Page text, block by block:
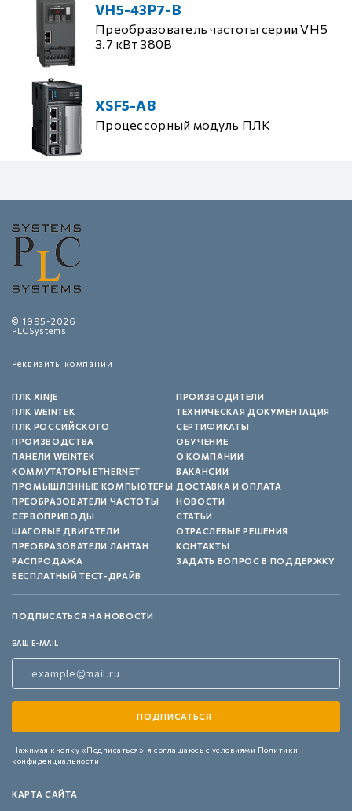
VH5-43P7-B
Преобразователь частоты серии VH5
3.7 кВт 380В
XSF5-A8
Процессорный модуль ПЛК
© 1995-2026
PLCSystems
Реквизиты компании
ПЛК XINJE
ПЛК WEINTEK
ПЛК РОССИЙСКОГО
ПРОИЗВОДСТВА
ПАНЕЛИ WEINTEK
КОММУТАТОРЫ ETHERNET
ПРОМЫШЛЕННЫЕ КОМПЬЮТЕРЫ
ПРЕОБРАЗОВАТЕЛИ ЧАСТОТЫ
СЕРВОПРИВОДЫ
ШАГОВЫЕ ДВИГАТЕЛИ
ПРЕОБРАЗОВАТЕЛИ ЛАНТАН
РАСПРОДАЖА
БЕСПЛАТНЫЙ ТЕСТ-ДРАЙВ
ПРОИЗВОДИТЕЛИ
ТЕХНИЧЕСКАЯ ДОКУМЕНТАЦИЯ
СЕРТИФИКАТЫ
ОБУЧЕНИЕ
О КОМПАНИИ
ВАКАНСИИ
ДОСТАВКА И ОПЛАТА
НОВОСТИ
СТАТЬИ
ОТРАСЛЕВЫЕ РЕШЕНИЯ
КОНТАКТЫ
ЗАДАТЬ ВОПРОС В ПОДДЕРЖКУ
ПОДПИСАТЬСЯ НА НОВОСТИ
ВАШ E-MAIL
Нажимая кнопку «Подписаться», я соглашаюсь с условиями Политики
конфиденциальности
КАРТА САЙТА